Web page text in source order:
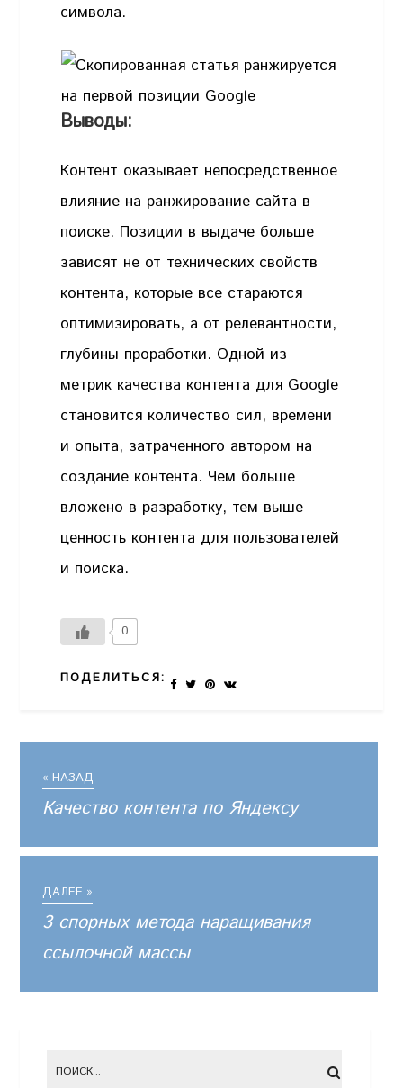
символа.
Выводы:
Контент оказывает непосредственное
влияние на ранжирование сайта в
поиске. Позиции в выдаче больше
зависят не от технических свойств
контента, которые все стараются
оптимизировать, а от релевантности,
глубины проработки. Одной из
метрик качества контента для Google
становится количество сил, времени
и опыта, затраченного автором на
создание контента. Чем больше
вложено в разработку, тем выше
ценность контента для пользователей
и поиска.
0
ПОДЕЛИТЬСЯ:
« НАЗАД
Качество контента по Яндексу
ДАЛЕЕ »
3 спорных метода наращивания
ссылочной массы